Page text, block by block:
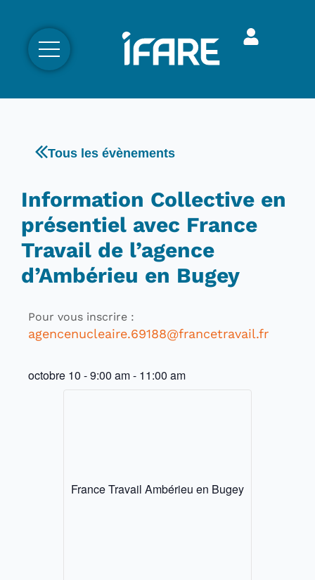
Tous les évènements
Information Collective en
présentiel avec France
Travail de l’agence
d’Ambérieu en Bugey
Pour vous inscrire :
agencenucleaire.69188@francetravail.fr
octobre 10 -9:00 am- 11:00 am
France Travail Ambérieu en Bugey